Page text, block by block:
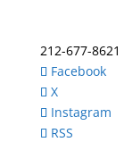
212-677-8621
Facebook
X
Instagram
RSS